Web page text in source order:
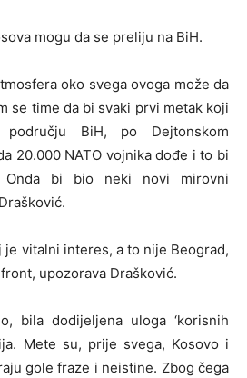
mogu da se preliju na BiH.
oko svega ovoga može da
se time da bi svaki prvi metak koji
BiH, po Dejtonskom
20.000 NATO vojnika dođe i to bi
Onda bi bio neki novi mirovni
vitalni interes, a to nije Beograd,
upozorava Drašković.
bila dodijeljena uloga ‘korisnih
Mete su, prije svega, Kosovo i
gole fraze i neistine. Zbog čega